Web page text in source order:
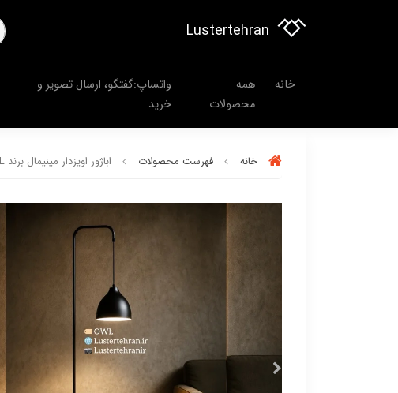
Lustertehran
خانه
همه
محصولات
واتساپ:گفتگو، ارسال تصویر و
خرید
خانه فهرست محصولات اباژور اویزدار مینیمال برند OWL کد AK1Q